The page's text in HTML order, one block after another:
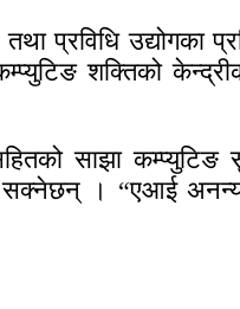
प्रविधि उद्योगका
शक्तिको
साझा
। “एआई